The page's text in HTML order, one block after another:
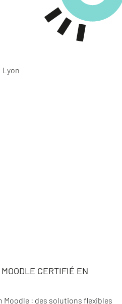
Lyon
CERTIFIÉ EN
: des solutions flexibles